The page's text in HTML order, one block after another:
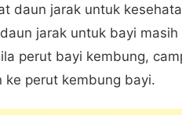
daun jarak untuk
jarak untuk bayi
perut bayi kembung,
ke perut kembung bayi.